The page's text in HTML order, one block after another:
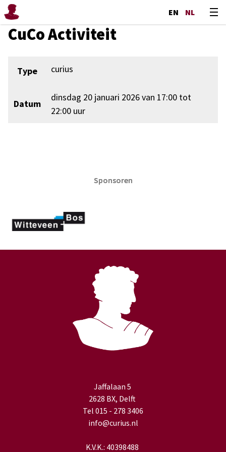
EN NL
CuCo Activiteit
Type curius
Datum
dinsdag 20 januari 2026 van 17:00 tot
22:00 uur
Sponsoren
Sponsoren
Jaffalaan 5
2628 BX, Delft
Tel 015 - 278 3406
info@curius.nl
K.V.K.: 40398488